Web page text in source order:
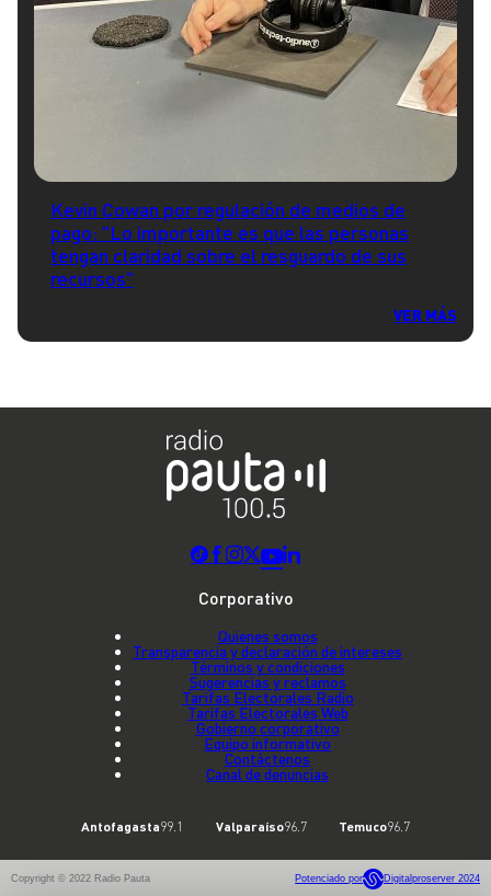
Kevin Cowan por regulación de medios de
pago: "Lo importante es que las personas
tengan claridad sobre el resguardo de sus
recursos"
VER MÁS
Corporativo
Quienes somos
Transparencia y declaración de intereses
Términos y condiciones
Sugerencias y reclamos
Tarifas Electorales Radio
Tarifas Electorales Web
Gobierno corporativo
Equipo informativo
Contáctenos
Canal de denuncias
Antofagasta99.1 Valparaíso96.7 Temuco96.7
Copyright © 2022 Radio Pauta Potenciado por Digitalproserver 2024